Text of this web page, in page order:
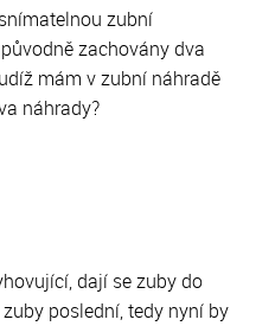
zubní
zachovány dva
mám v zubní náhradě
náhrady?
dají se zuby do
poslední, tedy nyní by